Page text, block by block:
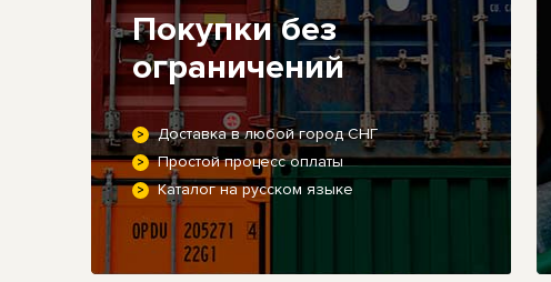
Покупки без
ограничений
Доставка в любой город СНГ
Простой процесс оплаты
Каталог на русском языке